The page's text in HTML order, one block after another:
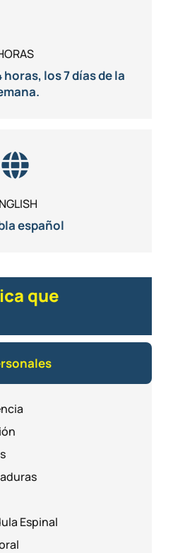
los 7 días de la
español
que
Espinal